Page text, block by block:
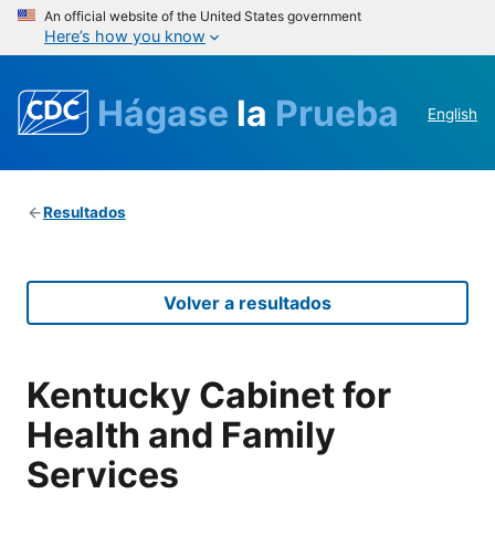
An official website of the United States government
Here’s how you know
Hágase la Prueba English
Resultados
Volver a resultados
Kentucky Cabinet for
Health and Family
Services